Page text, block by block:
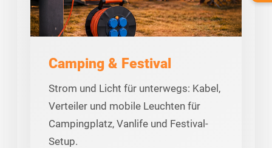
Camping & Festival
Strom und Licht für unterwegs: Kabel,
Verteiler und mobile Leuchten für
Campingplatz, Vanlife und Festival-
Setup.